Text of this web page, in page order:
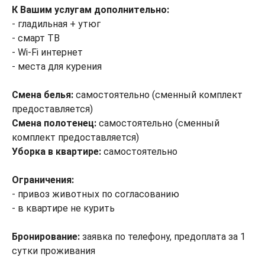
К Вашим услугам дополнительно:
- гладильная + утюг
- смарт ТВ
- Wi-Fi интернет
- места для курения
Смена белья: самостоятельно (сменный комплект
предоставляется)
Смена полотенец: самостоятельно (сменный
комплект предоставляется)
Уборка в квартире: самостоятельно
Ограничения:
- привоз животных по согласованию
- в квартире не курить
Бронирование: заявка по телефону, предоплата за 1
сутки проживания